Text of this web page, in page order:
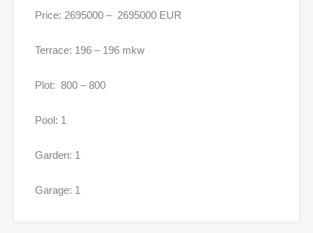
Price: 2695000 – 2695000 EUR
Terrace: 196 – 196 mkw
Plot: 800 – 800
Pool: 1
Garden: 1
Garage: 1